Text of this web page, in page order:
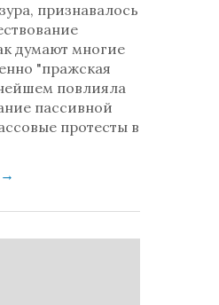
признавалось
думают многие
"пражская
повлияла
пассивной
протесты в
→